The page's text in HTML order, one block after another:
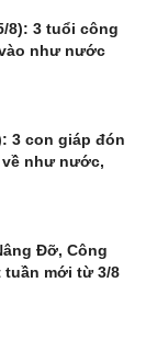
8): 3 tuổi công
như nước
3 con giáp đón
như nước,
Đỡ, Công
tuần mới từ 3/8